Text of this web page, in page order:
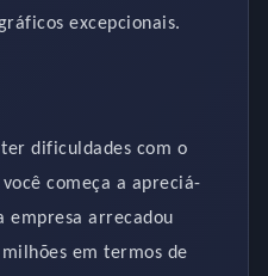
excepcionais.
dificuldades com o
começa a apreciá-
empresa arrecadou
em termos de